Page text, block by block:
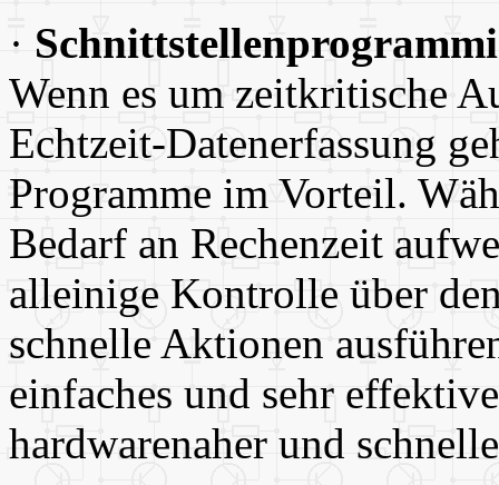
·
Wenn es um zeitkritische
Echtzeit-Datenerfassung
Programme im Vorteil.
Bedarf an Rechenzeit
alleinige Kontrolle über
schnelle Aktionen
einfaches und sehr
hardwarenaher und